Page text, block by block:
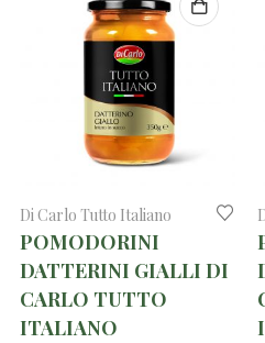
Di Carlo Tutto Italiano
POMODORINI
DATTERINI GIALLI DI
CARLO TUTTO
ITALIANO